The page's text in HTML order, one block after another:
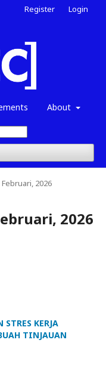
About
Register Login
Februari, 2026
2026
KERJA
TINJAUAN